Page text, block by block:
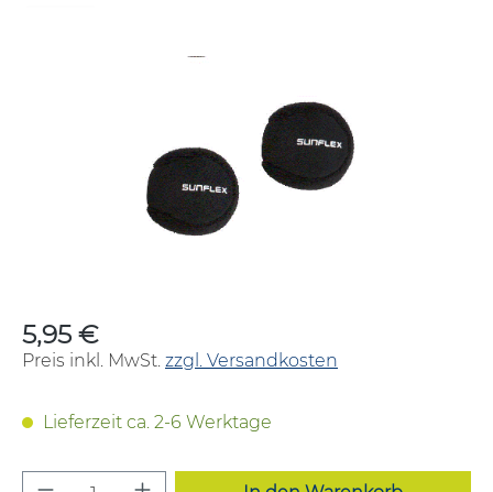
Regulärer Preis:
5,95 €
Preis inkl. MwSt. zzgl. Versandkosten
Lieferzeit ca. 2-6 Werktage
Produkt Anzahl: Gib den